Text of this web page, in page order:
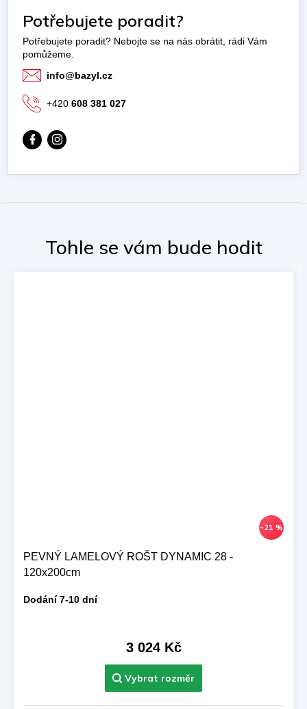
–21 %
PEVNÝ LAMELOVÝ ROŠT DYNAMIC 28 -
120x200cm
Dodání 7-10 dní
3 024 Kč
Potřebujete poradit?
info@bazyl.cz
+420 608 381 027